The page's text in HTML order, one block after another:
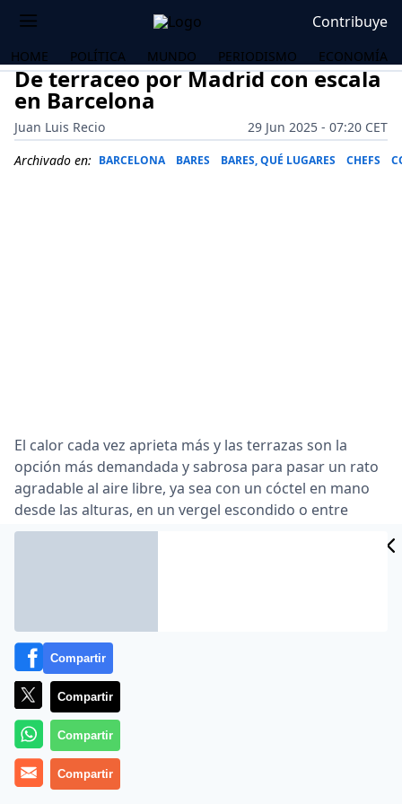
Contribuye
HOME POLÍTICA MUNDO PERIODISMO ECONOMÍA
De terraceo por Madrid con escala
en Barcelona
Juan Luis Recio
29 Jun 2025 - 07:20 CET
Archivado en: BARCELONA BARES BARES, QUÉ LUGARES CHEFS
El calor cada vez aprieta más y las terrazas son la
opción más demandada y sabrosa para pasar un rato
agradable al aire libre, ya sea con un cóctel en mano
desde las alturas, en un vergel escondido o entre
rascacielos. Os detallamos una lista de las
primicia desde
– El Jardín de Arturo Soria – un imprescindible del
verano madrileño
c/Arturo Soria, 207. Madrid. Teléfono: 918 965 925
Compartir
Compartir
Compartir
Compartir